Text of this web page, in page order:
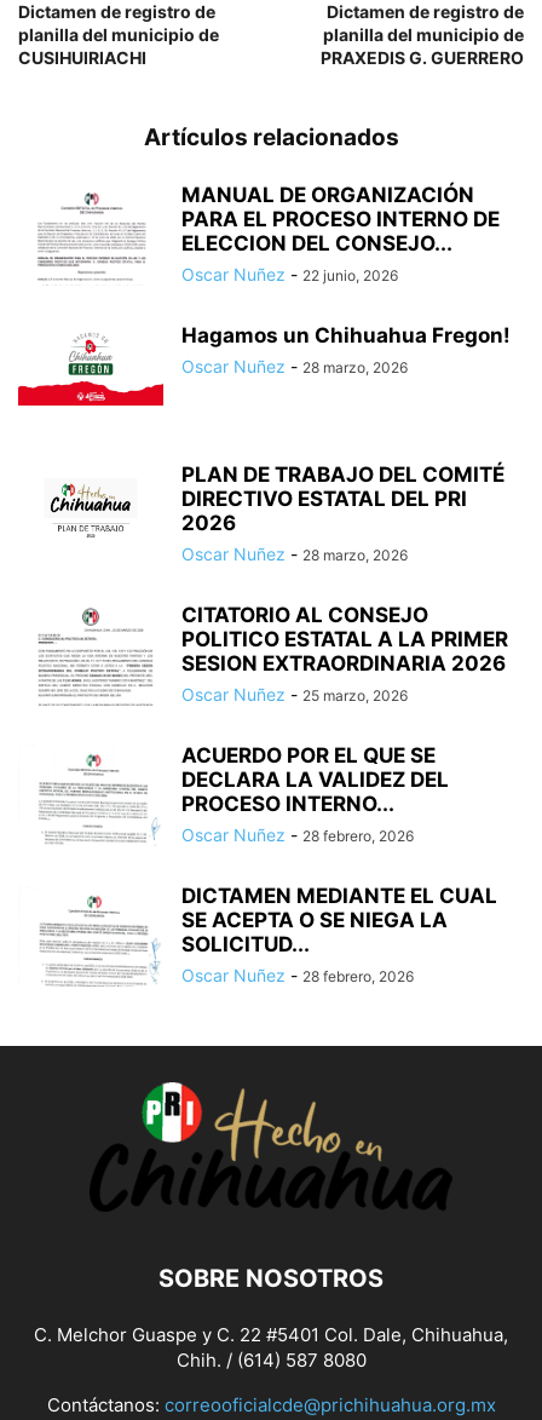
Dictamen de registro de
planilla del municipio de
CUSIHUIRIACHI
Dictamen de registro de
planilla del municipio de
PRAXEDIS G. GUERRERO
Artículos relacionados
MANUAL DE ORGANIZACIÓN
PARA EL PROCESO INTERNO DE
ELECCION DEL CONSEJO...
Oscar Nuñez - 22 junio, 2026
Hagamos un Chihuahua Fregon!
Oscar Nuñez - 28 marzo, 2026
PLAN DE TRABAJO DEL COMITÉ
DIRECTIVO ESTATAL DEL PRI
2026
Oscar Nuñez - 28 marzo, 2026
CITATORIO AL CONSEJO
POLITICO ESTATAL A LA PRIMER
SESION EXTRAORDINARIA 2026
Oscar Nuñez - 25 marzo, 2026
ACUERDO POR EL QUE SE
DECLARA LA VALIDEZ DEL
PROCESO INTERNO...
Oscar Nuñez - 28 febrero, 2026
DICTAMEN MEDIANTE EL CUAL
SE ACEPTA O SE NIEGA LA
SOLICITUD...
Oscar Nuñez - 28 febrero, 2026
SOBRE NOSOTROS
C. Melchor Guaspe y C. 22 #5401 Col. Dale, Chihuahua,
Chih. / (614) 587 8080
Contáctanos: correooficialcde@prichihuahua.org.mx